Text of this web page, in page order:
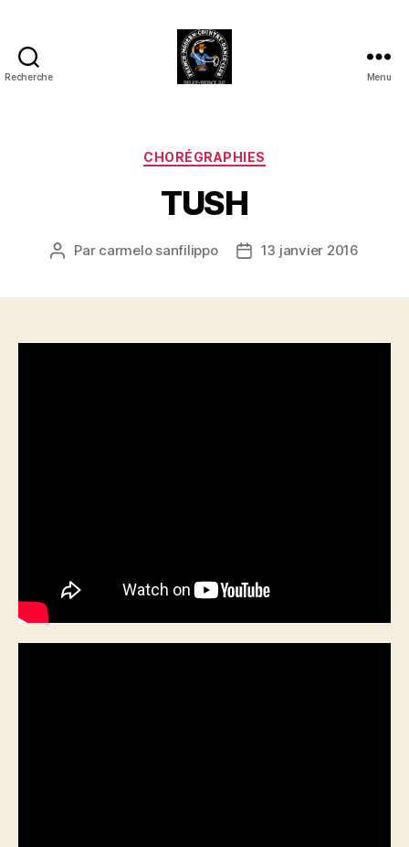
Recherche
de
Billy-
Berclau
(62)
Menu
Catégories
CHORÉGRAPHIES
TUSH
Auteur
Par carmelo sanfilippo
Date13 janvier 2016